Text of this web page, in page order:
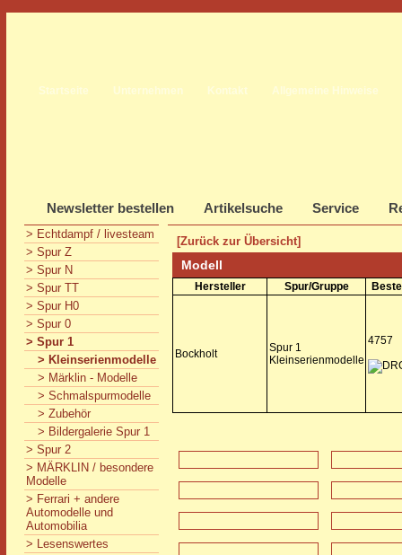
Startseite Unternehmen Kontakt Allgemeine Hinweise
Newsletter bestellen Artikelsuche Service
> Echtdampf / livesteam
> Spur Z
> Spur N
> Spur TT
> Spur H0
> Spur 0
> Spur 1
> Kleinserienmodelle
> Märklin - Modelle
> Schmalspurmodelle
> Zubehör
> Bildergalerie Spur 1
> Spur 2
> MÄRKLIN / besondere
Modelle
> Ferrari + andere
Automodelle und
Automobilia
> Lesenswertes
[Zurück zur Übersicht]
Modell
Hersteller Spur/Gruppe
Bockholt
Spur 1
Kleinserienmodelle
4757